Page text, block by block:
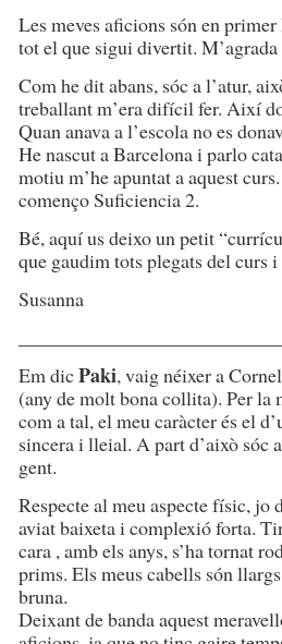
Les meves aficions són en
tot el que sigui divertit.
Com he dit abans, sóc a l’atur,
treballant m’era difícil fer. Així
Quan anava a l’escola no es
He nascut a Barcelona i parlo
motiu m’he apuntat a aquest
començo Suficiencia 2.
Bé, aquí us deixo un petit
que gaudim tots plegats del curs
Susanna
Em dicPaki, vaig néixer a
(any de molt bona collita). Per la
com a tal, el meu caràcter és el
sincera i lleial. A part d’això sóc
gent.
Respecte al meu aspecte físic, jo
aviat baixeta i complexió forta.
cara , amb els anys, s’ha tornat
prims. Els meus cabells són
bruna.
Deixant de banda aquest